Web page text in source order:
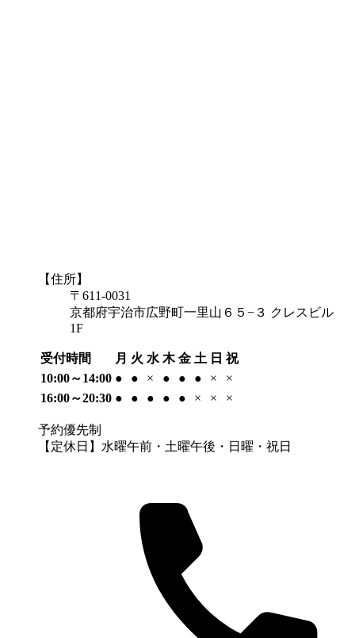
【住所】
〒611-0031
京都府宇治市広野町一里山６５−３ クレスビル
1F
受付時間 月 火 水 木 金 土 日 祝
10:00～14:00 ● ● × ● ● ● ×
×
16:00～20:30 ● ● ● ● ● × × ×
予約優先制
【定休日】水曜午前・土曜午後・日曜・祝日